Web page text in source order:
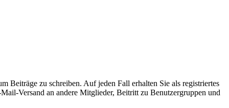
Beiträge zu schreiben. Auf jeden Fall erhalten Sie als registriertes
Versand an andere Mitglieder, Beitritt zu Benutzergruppen und